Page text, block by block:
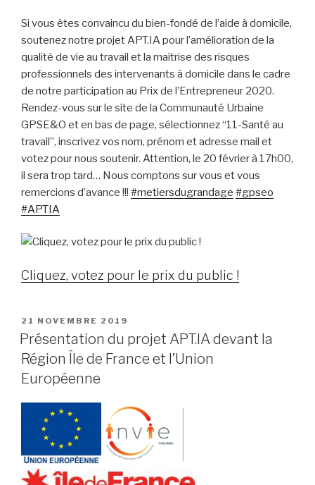
Si vous êtes convaincu du bien-fondé de l’aide à domicile,
soutenez notre projet APT.IA pour l’amélioration de la
qualité de vie au travail et la maîtrise des risques
professionnels des intervenants à domicile dans le cadre
de notre participation au Prix de l’Entrepreneur 2020.
Rendez-vous sur le site de la Communauté Urbaine
GPSE&O et en bas de page, sélectionnez “11-Santé au
travail”, inscrivez vos nom, prénom et adresse mail et
votez pour nous soutenir. Attention, le 20 février à 17h00,
il sera trop tard… Nous comptons sur vous et vous
remercions d’avance !!! #metiersdugrandage #gpseo
#APTIA
Cliquez, votez pour le prix du public !
PUBLIÉ
LE
21 NOVEMBRE 2019
Présentation du projet APT.IA devant la
Région Île de France et l’Union
Européenne